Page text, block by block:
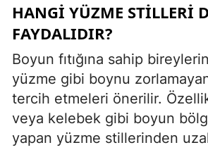
HANGI YÜZME STILLERI
FAYDALIDIR?
Boyun fıtığına sahip
yüzme gibi boynu
tercih etmeleri önerilir.
veya kelebek gibi boyun
yapan yüzme stillerinden